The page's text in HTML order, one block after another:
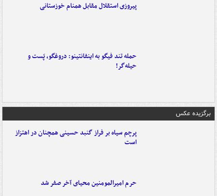
پیروزی استقلال مقابل همنام خوزستانی
حمله تند فیگو به اینفانتینو: دروغگو، پَست‌ و
حیله‌گر!
برگزیده عکس
پرچم سیاه بر فراز گنبد حسینی همچنان در اهتزاز
است
حرم امیرالمومنین محیای آخر صفر شد